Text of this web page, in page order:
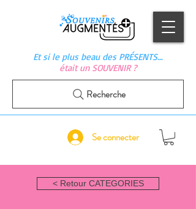
Et si le plus beau des PRÉSENTS…
était un SOUVENIR ?
Se connecter
Recherche
< Retour CATEGORIES